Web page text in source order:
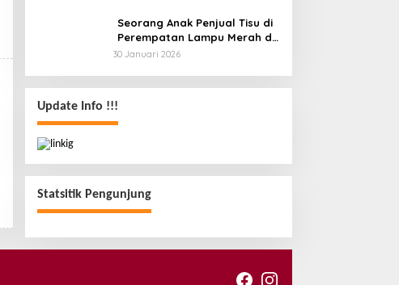
Seorang Anak Penjual Tisu di
Perempatan Lampu Merah di
Wua-Wua Tewas, Diduga Jadi
30 Januari 2026
Update Info !!!
Statsitik Pengunjung